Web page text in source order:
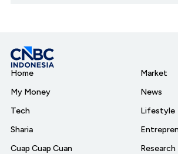
Home
My Money
Tech
Sharia
Cuap Cuap Cuan
Market
News
Lifestyle
Research